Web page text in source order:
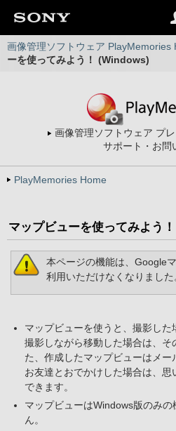
画像管理ソフトウェア PlayMemories
ーを使ってみよう！ (Windows)
画像管理ソフトウェア プ
サポート・お問
PlayMemories Home
マップビューを使ってみよう
本ページの機能は、Google
利用いただけなくなりました
マップビューを使うと、撮影した
撮影しながら移動した場合は、そ
た、作成したマップビューはメ
お友達とおでかけした場合は、
できます。
マップビューはWindows版のみ
ん。